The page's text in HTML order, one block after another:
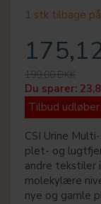
1 stk tilbage
199,00 DKK
Du sparer:
Tilbud
CSI Urine
plet- og
andre tekstiler
molekylære
nye og gamle